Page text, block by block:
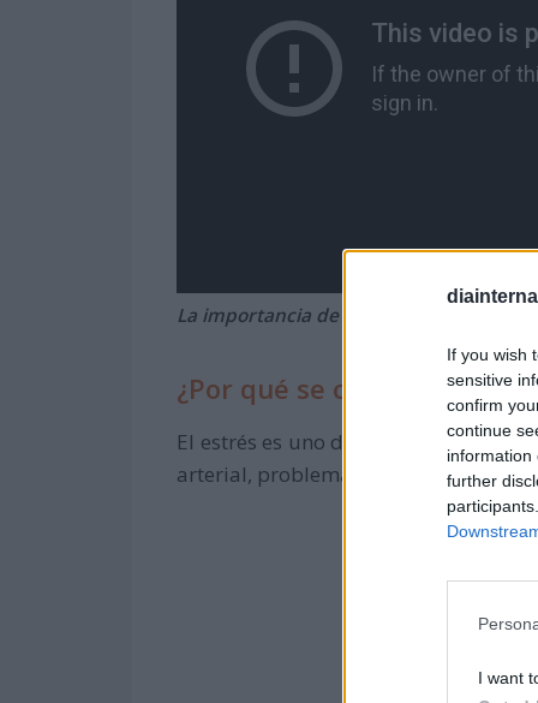
If you wish
sensitive
confirm
continue
information
further
I want
La importancia de la relajación
¿Por qué se celebra el Día
El estrés es uno de los principales
arterial, problemas cardiacos,